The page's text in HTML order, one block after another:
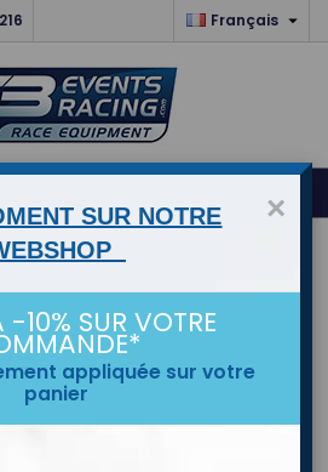
Français 
×
SUR NOTRE
-10% SUR VOTRE
appliquée sur votre
panier